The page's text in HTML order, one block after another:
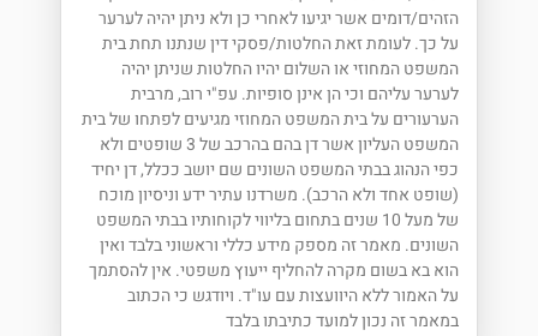
הזהים/דומים אשר יגיעו לאחרי כן ולא ניתן יהיה לערער
על כך. לעומת זאת החלטות/פסקי דין שנתנו תחת בית
המשפט המחוזי או השלום יהיו החלטות שניתן יהיה
לערער עליהם וכי הן אינן סופיות. עפ"י רוב, מרבית
הערעורים על בית המשפט המחוזי מגיעים לפתחו של בית
המשפט העליון אשר דן בהם בהרכב של 3 שופטים ולא
כפי הנהוג בבתי המשפט השונים שם יושב ככלל, דן יחיד
(שופט אחד ולא הרכב). משרדנו עתיר ידע וניסיון מוכח
של מעל 10 שנים בתחום בליווי לקוחותיו בבתי המשפט
השונים. מאמר זה מספק מידע כללי וראשוני בלבד ואין
הוא בא בשום מקרה להחליף ייעוץ משפטי. אין להסתמך
על האמור ללא היוועצות עם עו"ד. ויודגש כי הכתוב
במאמר זה נכון למועד כתיבתו בלבד